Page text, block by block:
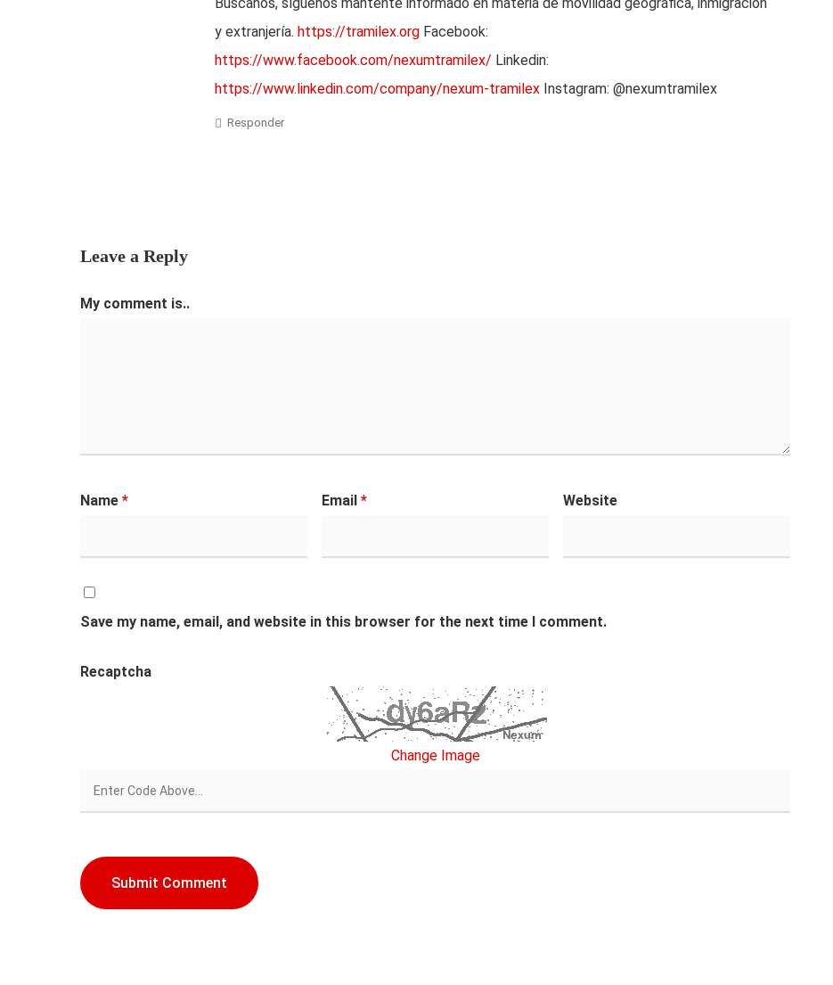
y extranjería. https://tramilex.org Facebook:
https://www.facebook.com/nexumtramilex/ Linkedin:
https://www.linkedin.com/company/nexum-tramilex Instagram: @nexumtramilex
Responder
Leave a Reply
My comment is..
Name * Email* Website
Save my name, email, and website in this browser for the next time I comment.
Recaptcha
Change Image